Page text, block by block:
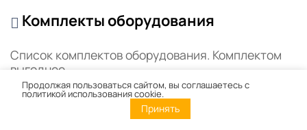
Комплекты оборудования
Список комплектов оборудования. Комплектом
выгоднее.
Комплекты Cad/Cam оборудования 4
Продолжая пользоваться сайтом, вы соглашаетесь с
политикой использования cookie.
Принять